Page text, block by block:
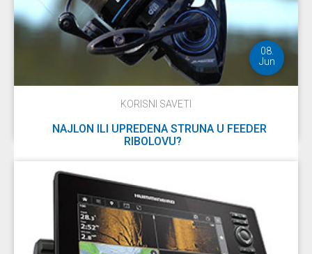
08.
Jun
KORISNI SAVETI
NAJLON ILI UPREDENA STRUNA U FEEDER
RIBOLOVU?